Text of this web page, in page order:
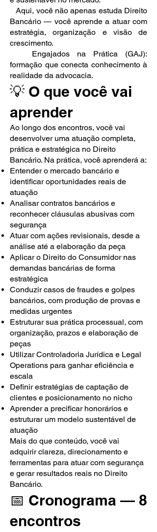
Aqui, você não apenas estuda Direito
Bancário — você aprende a atuar com
estratégia, organização e visão de
crescimento.
Engajados na Prática (GAJ):
formação que conecta conhecimento à
realidade da advocacia.
💡 O que você vai
aprender
Ao longo dos encontros, você vai
desenvolver uma atuação completa,
prática e estratégica no Direito
Bancário. Na prática, você aprenderá a:
Entender o mercado bancário e
identificar oportunidades reais de
atuação
Analisar contratos bancários e
reconhecer cláusulas abusivas com
segurança
Atuar com ações revisionais, desde a
análise até a elaboração da peça
Aplicar o Direito do Consumidor nas
demandas bancárias de forma
estratégica
Conduzir casos de fraudes e golpes
bancários, com produção de provas e
medidas urgentes
Estruturar sua prática processual, com
organização, prazos e elaboração de
peças
Utilizar Controladoria Jurídica e Legal
Operations para ganhar eficiência e
escala
Definir estratégias de captação de
clientes e posicionamento no nicho
Aprender a precificar honorários e
estruturar um modelo sustentável de
atuação
Mais do que conteúdo, você vai
adquirir clareza, direcionamento e
ferramentas para atuar com segurança
e gerar resultados reais no Direito
Bancário.
📅 Cronograma — 8
encontros